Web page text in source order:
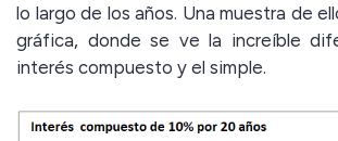
lo largo de los años. Una muestra de
gráfica, donde se ve la increíble
interés compuesto y el simple.